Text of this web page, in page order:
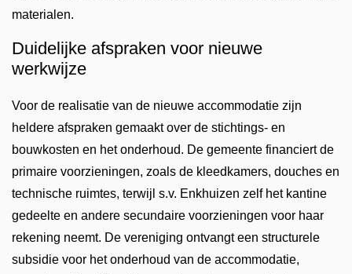
materialen.
Duidelijke afspraken voor nieuwe
werkwijze
Voor de realisatie van de nieuwe accommodatie zijn
heldere afspraken gemaakt over de stichtings- en
bouwkosten en het onderhoud. De gemeente financiert de
primaire voorzieningen, zoals de kleedkamers, douches en
technische ruimtes, terwijl s.v. Enkhuizen zelf het kantine
gedeelte en andere secundaire voorzieningen voor haar
rekening neemt. De vereniging ontvangt een structurele
subsidie voor het onderhoud van de accommodatie,